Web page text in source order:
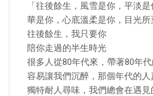
「往後餘生，風雪是你，平淡
華是你，心底溫柔是你，目光所
往後餘生，我只要你
陪你走過的半生時光
很多人從80年代來，帶著80年
容易讓我們沉醉，那個年代的人
獨特耐人尋味，我們總會在遇見